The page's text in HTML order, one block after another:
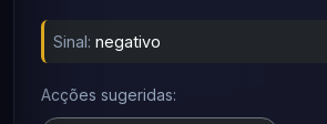
Sinal: negativo
Acções sugeridas: